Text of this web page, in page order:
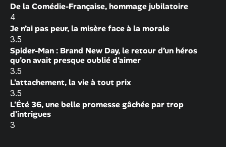
De la Comédie-Française, hommage jubilatoire
4
Je n’ai pas peur, la misère face à la morale
3.5
Spider-Man : Brand New Day, le retour d’un héros
qu’on avait presque oublié d’aimer
3.5
L’attachement, la vie à tout prix
3.5
L’Été 36, une belle promesse gâchée par trop
d’intrigues
3